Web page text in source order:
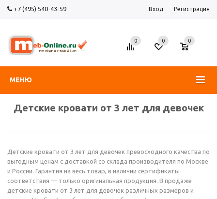
+7 (495) 540-43-59 Вход Регистрация
МЕНЮ
0 0
0
Детские кровати от 3 лет для девочек
Детские кровати от 3 лет для девочек превосходного качества по
выгодным ценам с доставкой со склада производителя по Москве
и России. Гарантия на весь товар, в наличии сертификаты
соответствия — только оригинальная продукция. В продаже
детские кровати от 3 лет для девочек различных размеров и